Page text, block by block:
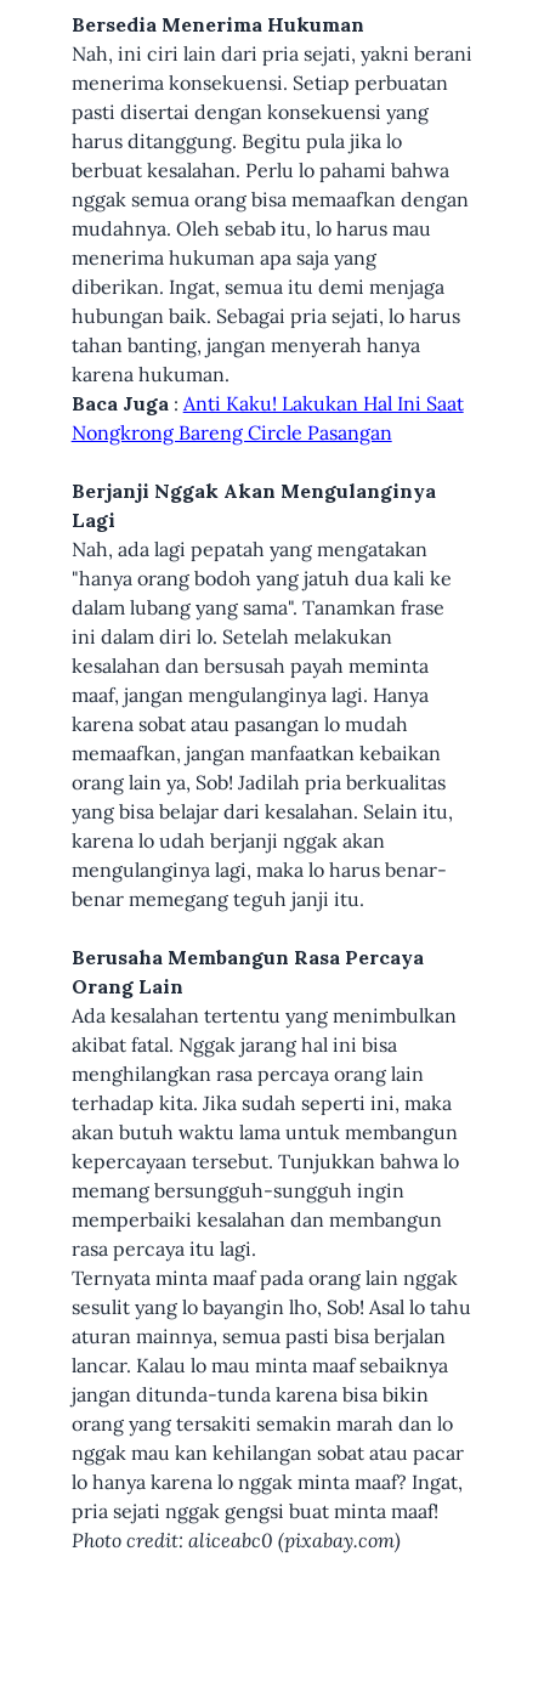
Bersedia Menerima Hukuman
Nah, ini ciri lain dari pria sejati, yakni berani
menerima konsekuensi. Setiap perbuatan
pasti disertai dengan konsekuensi yang
harus ditanggung. Begitu pula jika lo
berbuat kesalahan. Perlu lo pahami bahwa
nggak semua orang bisa memaafkan dengan
mudahnya. Oleh sebab itu, lo harus mau
menerima hukuman apa saja yang
diberikan. Ingat, semua itu demi menjaga
hubungan baik. Sebagai pria sejati, lo harus
tahan banting, jangan menyerah hanya
karena hukuman.
Baca Juga : Anti Kaku! Lakukan Hal Ini Saat
Nongkrong Bareng Circle Pasangan
Berjanji Nggak Akan Mengulanginya
Lagi
Nah, ada lagi pepatah yang mengatakan
"hanya orang bodoh yang jatuh dua kali ke
dalam lubang yang sama". Tanamkan frase
ini dalam diri lo. Setelah melakukan
kesalahan dan bersusah payah meminta
maaf, jangan mengulanginya lagi. Hanya
karena sobat atau pasangan lo mudah
memaafkan, jangan manfaatkan kebaikan
orang lain ya, Sob! Jadilah pria berkualitas
yang bisa belajar dari kesalahan. Selain itu,
karena lo udah berjanji nggak akan
mengulanginya lagi, maka lo harus benar-
benar memegang teguh janji itu.
Berusaha Membangun Rasa Percaya
Orang Lain
Ada kesalahan tertentu yang menimbulkan
akibat fatal. Nggak jarang hal ini bisa
menghilangkan rasa percaya orang lain
terhadap kita. Jika sudah seperti ini, maka
akan butuh waktu lama untuk membangun
kepercayaan tersebut. Tunjukkan bahwa lo
memang bersungguh-sungguh ingin
memperbaiki kesalahan dan membangun
rasa percaya itu lagi.
Ternyata minta maaf pada orang lain nggak
sesulit yang lo bayangin lho, Sob! Asal lo tahu
aturan mainnya, semua pasti bisa berjalan
lancar. Kalau lo mau minta maaf sebaiknya
jangan ditunda-tunda karena bisa bikin
orang yang tersakiti semakin marah dan lo
nggak mau kan kehilangan sobat atau pacar
lo hanya karena lo nggak minta maaf? Ingat,
pria sejati nggak gengsi buat minta maaf!
Photo credit: aliceabc0 (pixabay.com)